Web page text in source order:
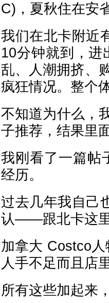
C)，夏秋住在安
我们在北卡附近
10分钟就到，进
乱、人潮拥挤、
疯狂情况。整个
不知道为什么，
子推荐，结果里
我刚看了一篇帖
经历。
过去几年我自己
认——跟北卡这
加拿大 Costco
人手不足而且店
所有这些加起来